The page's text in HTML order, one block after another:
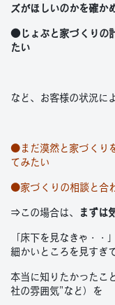
ズがほしいのかを確か
●じょぶと家づくりの
たい
など、お客様の状況に
●まだ漠然と家づくり
てみたい
●家づくりの相談と合
⇒この場合は、 まずは
「床下を見なきゃ・・
細かいところを見すぎて
本当に知りたかったこ
社の雰囲気”など）を